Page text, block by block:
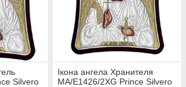
Silvero
Ікона ангела Хранителя
MA/E1426/2XG Prince Silvero